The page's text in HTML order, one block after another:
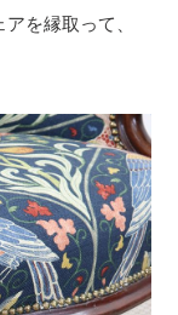
を縁取って、